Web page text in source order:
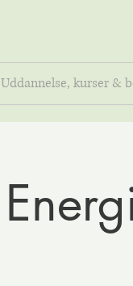
Uddannelse, kurser &